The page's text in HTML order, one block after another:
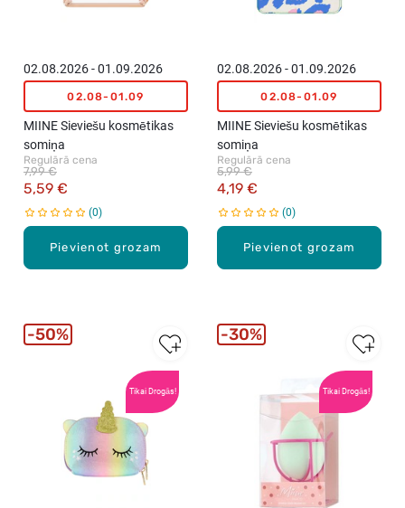
Pievienot grozam
02.08.2026 - 01.09.2026
02.08-01.09
MIINE Sieviešu kosmētikas
somiņa
Regulārā cena
5,59 €
7,99 €
0
Pievienot grozam
02.08.2026 - 01.09.2026
02.08-01.09
MIINE Sieviešu kosmētikas
somiņa
Regulārā cena
4,19 €
5,99 €
0
Tikai Drogās!
50%
Tikai Drogās!
30%